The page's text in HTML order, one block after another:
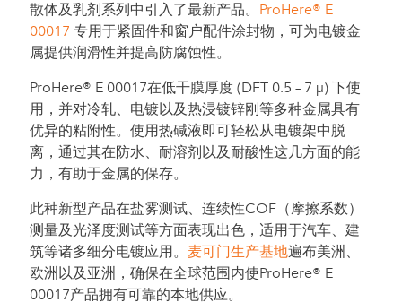
散体及乳剂系列中引入了最新产品。 ProHere® E
00017 专用于紧固件和窗户配件涂封物，可为电镀金
属提供润滑性并提高防腐蚀性。
ProHere® E 00017在低干膜厚度 (DFT 0.5 – 7 µ) 下使
用，并对冷轧、电镀以及热浸镀锌刚等多种金属具有
优异的粘附性。使用热碱液即可轻松从电镀架中脱
离，通过其在防水、耐溶剂以及耐酸性这几方面的能
力，有助于金属的保存。
此种新型产品在盐雾测试、连续性COF（摩擦系数）
测量及光泽度测试等方面表现出色，适用于汽车、建
筑等诸多细分电镀应用。 麦可门生产基地遍布美洲、
欧洲以及亚洲，确保在全球范围内使ProHere® E
00017产品拥有可靠的本地供应。